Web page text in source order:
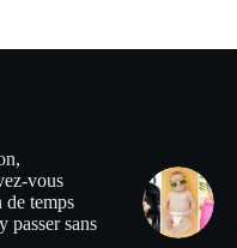
vous
de temps
passer sans